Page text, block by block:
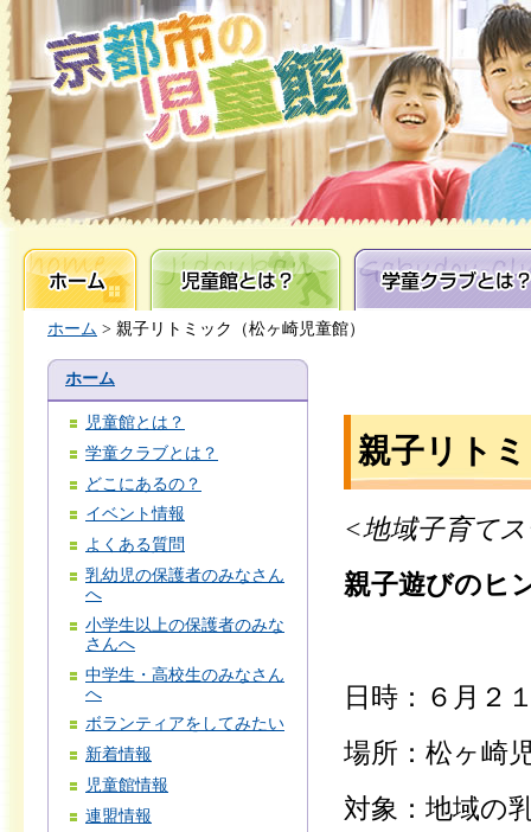
ホーム 児童館とは？ 学童クラブとは？
ホーム > 親子リトミック（松ヶ崎児童館）
ホーム
児童館とは？
学童クラブとは？
どこにあるの？
イベント情報
よくある質問
乳幼児の保護者のみなさん
へ
小学生以上の保護者のみな
さんへ
中学生・高校生のみなさん
へ
ボランティアをしてみたい
新着情報
児童館情報
連盟情報
親子リト
<地域子育て
親子遊びのヒ
日時：６月２
場所：松ヶ崎
対象：地域の